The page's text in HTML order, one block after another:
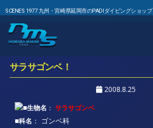
SCENES 1977 九州・宮崎県延岡市のPADIダイビングショップ
サラサゴンベ！
2008.8.25
■生物名 ： サラサゴンベ
■科名 ： ゴンベ科